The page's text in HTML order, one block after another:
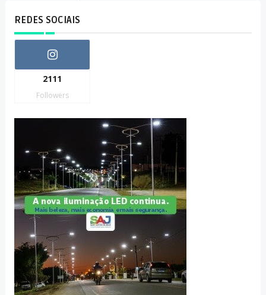
REDES SOCIAIS
2111
Followers